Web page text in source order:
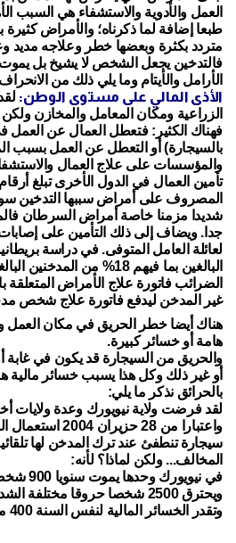
العمل والأدوية والاستشفاء هي السبب
طبعا إضافة لما ذكرناه؛ والأمراض كثيرة
متردد بكثرة وبعضها خطر وعلاجه مديد
فالتدخين يجعل الشخص لا يشيخ بل
الأرامل والأيتام وما يلي ذلك من
الأذى المالي على مستوى الوطن:
الزراعية ومكان المعامل والمخازن ولكن
فهناك الكثير: فتعطل العمال عن العمل
بالسيجارة) أو التعطل عن العمل
والمؤسسات على علاج العمال
تأمين العمال في الدول الأخرى تبلغ
المصروف على أمراض سببها التدخين
شديدا مزمنا خاصة أمراض السرطان
جدا. ويضاف إلى ذلك التأمين على
البالغين بما فيهم 18% من
الضرائب فاتورة علاج الأمراض
غير المدخن ليدفع فاتورة علاج شخص
هناك أيضا خطر الحريق في مكان العمل
هامة أو خسائر كبيرة.
والحريق من السيجارة قد يكون في غابة
أو غير ذلك وكل هذا يسبب خسائر مالية
بالحرائق نذكر ما يلي:
لقد فرضت ولاية نيويورك وعدة ولايات
واعتبارا من 28
سيجارة تنطفئ عند ترك المدخن لها
المخالف... ولكن لماذا؟ لأنه:
في
ويحترق 2500 شخصا حروقا
وتقدر الخسائر المالية لنفس السنة 400 مليون دولار بسبب الحرائق.